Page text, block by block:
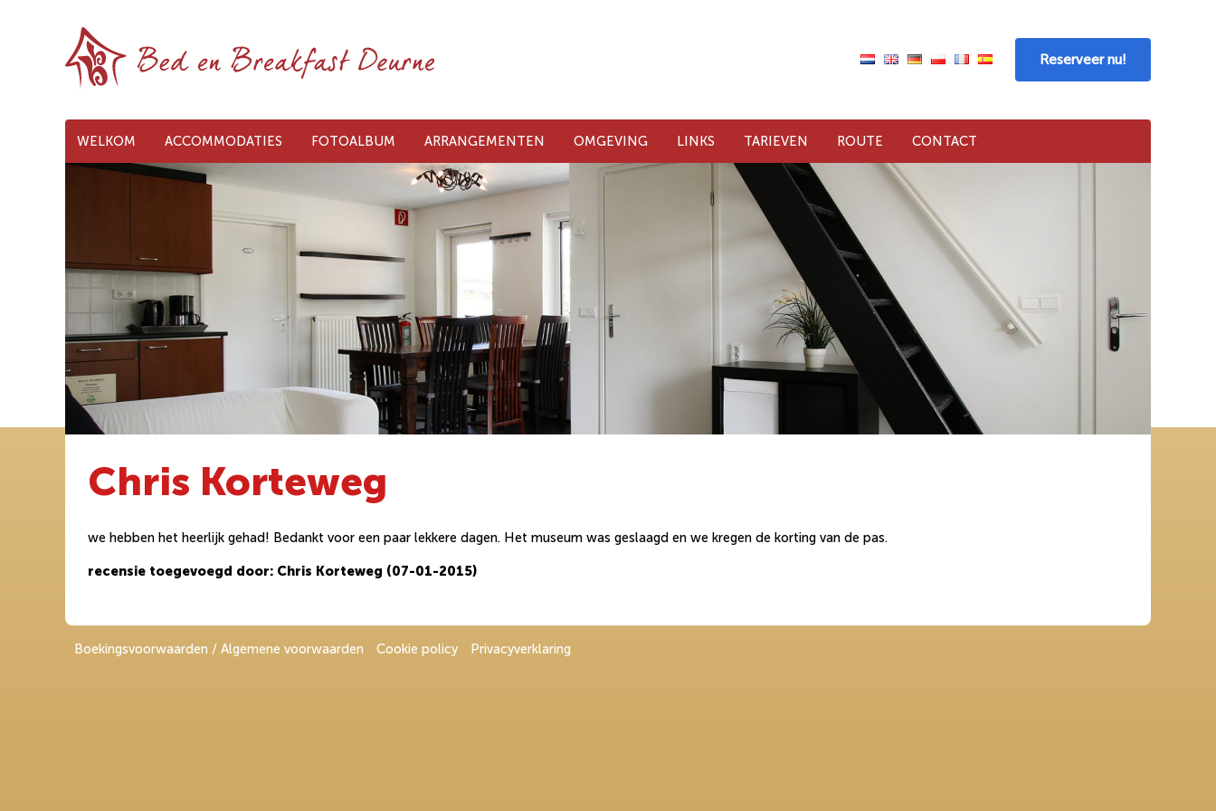
Reserveer nu!
WELKOM ACCOMMODATIES FOTOALBUM ARRANGEMENTEN OMGEVING LINKS TARIEVEN ROUTE CONTACT
Chris Korteweg
we hebben het heerlijk gehad! Bedankt voor een paar lekkere dagen. Het museum was geslaagd en we kregen de korting van de pas.
recensie toegevoegd door: Chris Korteweg (07-01-2015)
Boekingsvoorwaarden / Algemene voorwaarden Cookie policy Privacyverklaring